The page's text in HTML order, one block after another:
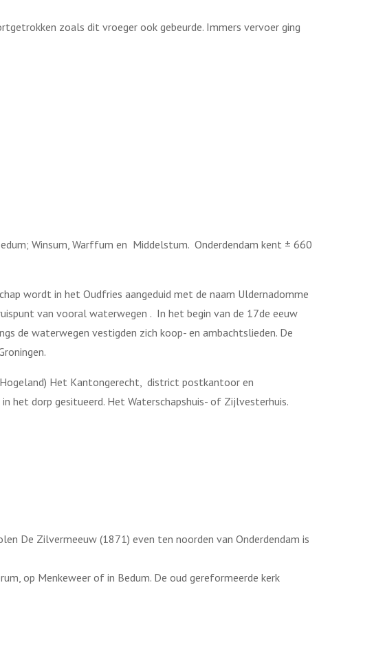
zoals dit vroeger ook gebeurde. Immers vervoer ging
Winsum, Warffum en Middelstum. Onderdendam kent ± 660
wordt in het Oudfries aangeduid met de naam Uldernadomme
van vooral waterwegen . In het begin van de 17de eeuw
de waterwegen vestigden zich koop- en ambachtslieden. De
Het Kantongerecht, district postkantoor en
het dorp gesitueerd. Het Waterschapshuis- of Zijlvesterhuis.
De Zilvermeeuw (1871) even ten noorden van Onderdendam is
op Menkeweer of in Bedum. De oud gereformeerde kerk